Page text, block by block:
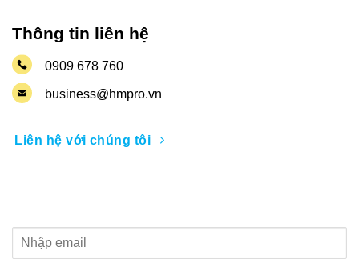
Thông tin liên hệ
0909 678 760
business@hmpro.vn
Liên hệ với chúng tôi